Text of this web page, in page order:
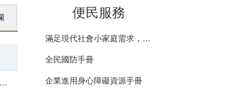
便民服務
滿足現代社會小家庭需求，市場即食、即烹食材、便利料理包等商品列表
全民國防手冊
企業進用身心障礙資源手冊